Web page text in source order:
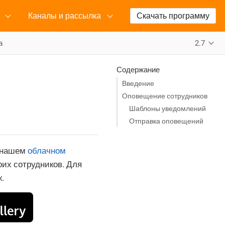
Каналы и рассылка Скачать программу
2.7
Содержание
Введение
Оповещение сотрудников
Шаблоны уведомлений
Отправка оповещений
облачном
сотрудников. Для